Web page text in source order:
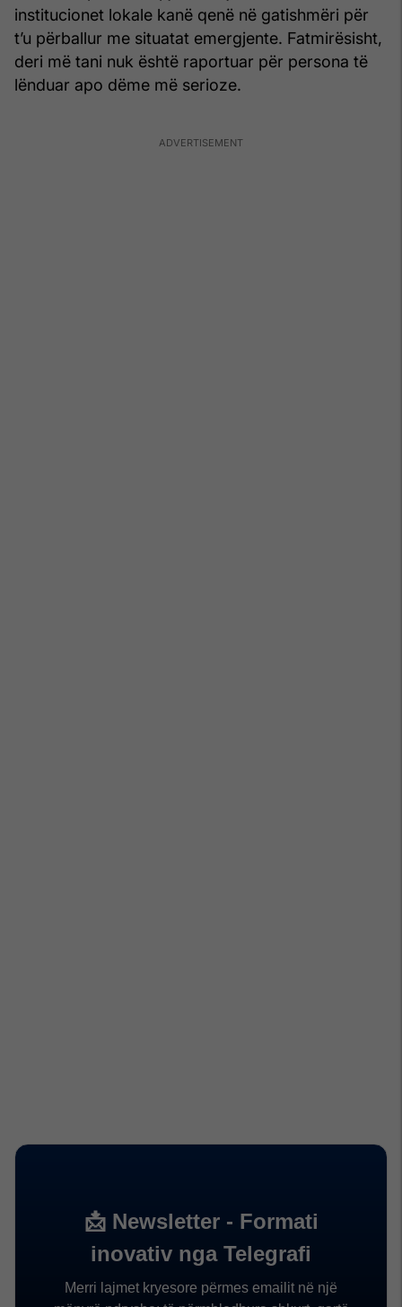
institucionet lokale kanë qenë në gatishmëri për
t’u përballur me situatat emergjente. Fatmirësisht,
deri më tani nuk është raportuar për persona të
lënduar apo dëme më serioze.